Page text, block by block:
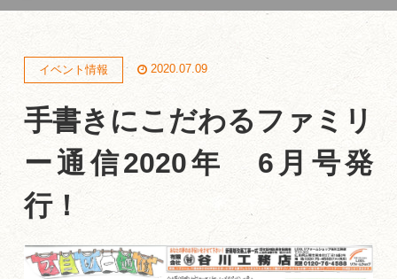
イベント情報 2020.07.09
手書きにこだわるファミリ
ー通信2020年 6月号発
行！